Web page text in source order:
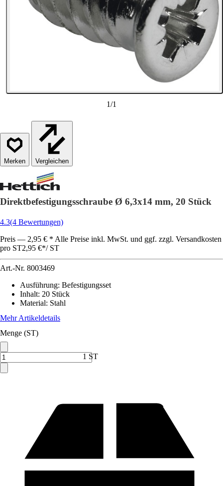
1/1
Vergleichen
Direktbefestigungsschraube Ø 6,3x14 mm, 20 Stück
4.3(4 Bewertungen)
Preis — 2,95 € * Alle Preise inkl. MwSt. und ggf. zzgl. Versandkosten
pro ST2,95 €*/ ST
Art.-Nr. 8003469
Ausführung: Befestigungsset
Inhalt: 20 Stück
Material: Stahl
Mehr Artikeldetails
Menge (ST)
1 ST